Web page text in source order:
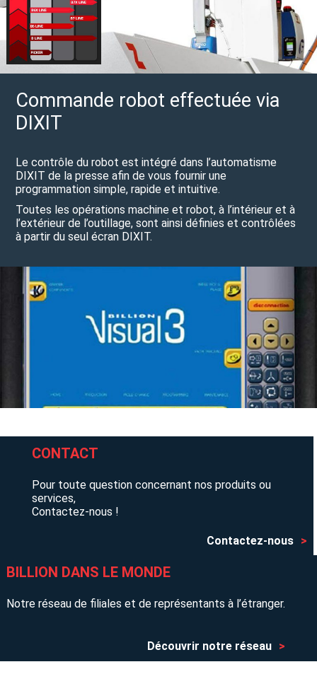
Commande robot effectuée via
DIXIT
Le contrôle du robot est intégré dans l’automatisme
DIXIT de la presse afin de vous fournir une
programmation simple, rapide et intuitive.
Toutes les opérations machine et robot, à l’intérieur et à
l’extérieur de l’outillage, sont ainsi définies et contrôlées
à partir du seul écran DIXIT.
CONTACT
Pour toute question concernant nos produits ou
services,
Contactez-nous !
Contactez-nous
BILLION DANS LE MONDE
Notre réseau de filiales et de représentants à l’étranger.
Découvrir notre réseau